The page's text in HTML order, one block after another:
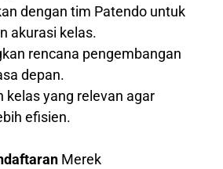
dengan tim Patendo untuk
akurasi kelas.
rencana pengembangan
depan.
kelas yang relevan agar
efisien.
Merek